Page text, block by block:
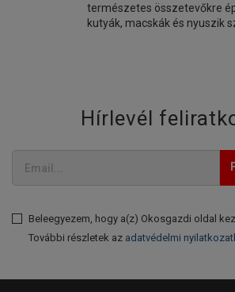
természetes összetevőkre
kutyák, macskák és nyuszik
Hírlevél
Beleegyezem, hogy a(z) Okosgazdi oldal
További részletek az adatvédelmi